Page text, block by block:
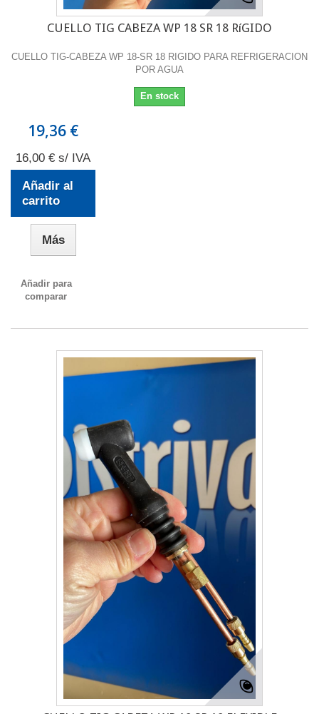
CUELLO TIG CABEZA WP 18 SR 18 RíGIDO
CUELLO TIG-CABEZA WP 18-SR 18 RIGIDO PARA REFRIGERACION
POR AGUA
En stock
19,36 €
16,00 € s/ IVA
Añadir al
carrito
Más
Añadir para
comparar